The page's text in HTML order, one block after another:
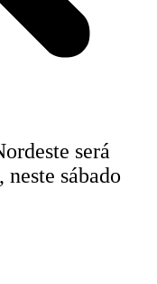
será
sábado